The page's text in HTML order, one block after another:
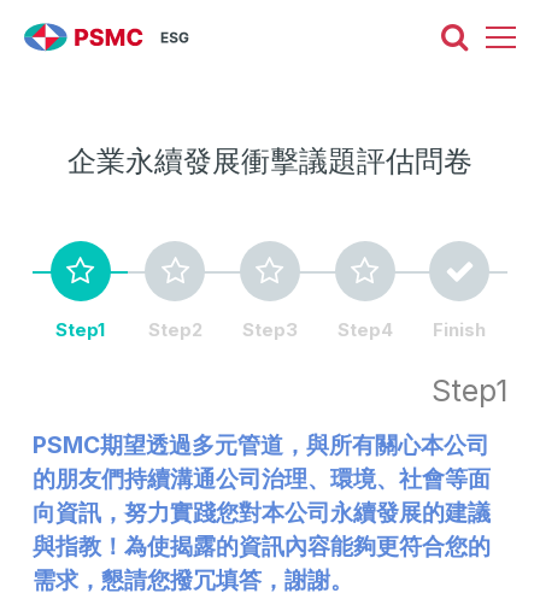
企業永續發展衝擊議題評估問卷
Step1 Step2 Step3 Step4 Finish
Step1
PSMC期望透過多元管道，與所有關心本公司
的朋友們持續溝通公司治理、環境、社會等面
向資訊，努力實踐您對本公司永續發展的建議
與指教！為使揭露的資訊內容能夠更符合您的
需求，懇請您撥冗填答，謝謝。